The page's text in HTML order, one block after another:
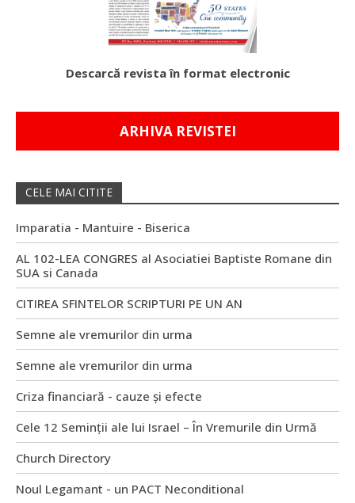
Descarcă revista în format electronic
ARHIVA REVISTEI
CELE MAI CITITE
Imparatia - Mantuire - Biserica
AL 102-LEA CONGRES al Asociatiei Baptiste Romane din
SUA si Canada
CITIREA SFINTELOR SCRIPTURI PE UN AN
Semne ale vremurilor din urma
Semne ale vremurilor din urma
Criza financiară - cauze și efecte
Cele 12 Seminții ale lui Israel – În Vremurile din Urmă
Church Directory
Noul Legamant - un PACT Neconditional